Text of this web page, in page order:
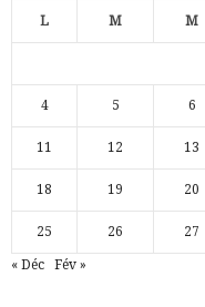
L M M
4 5 6
11 12 13
18 19 20
25 26 27
« Déc Fév »